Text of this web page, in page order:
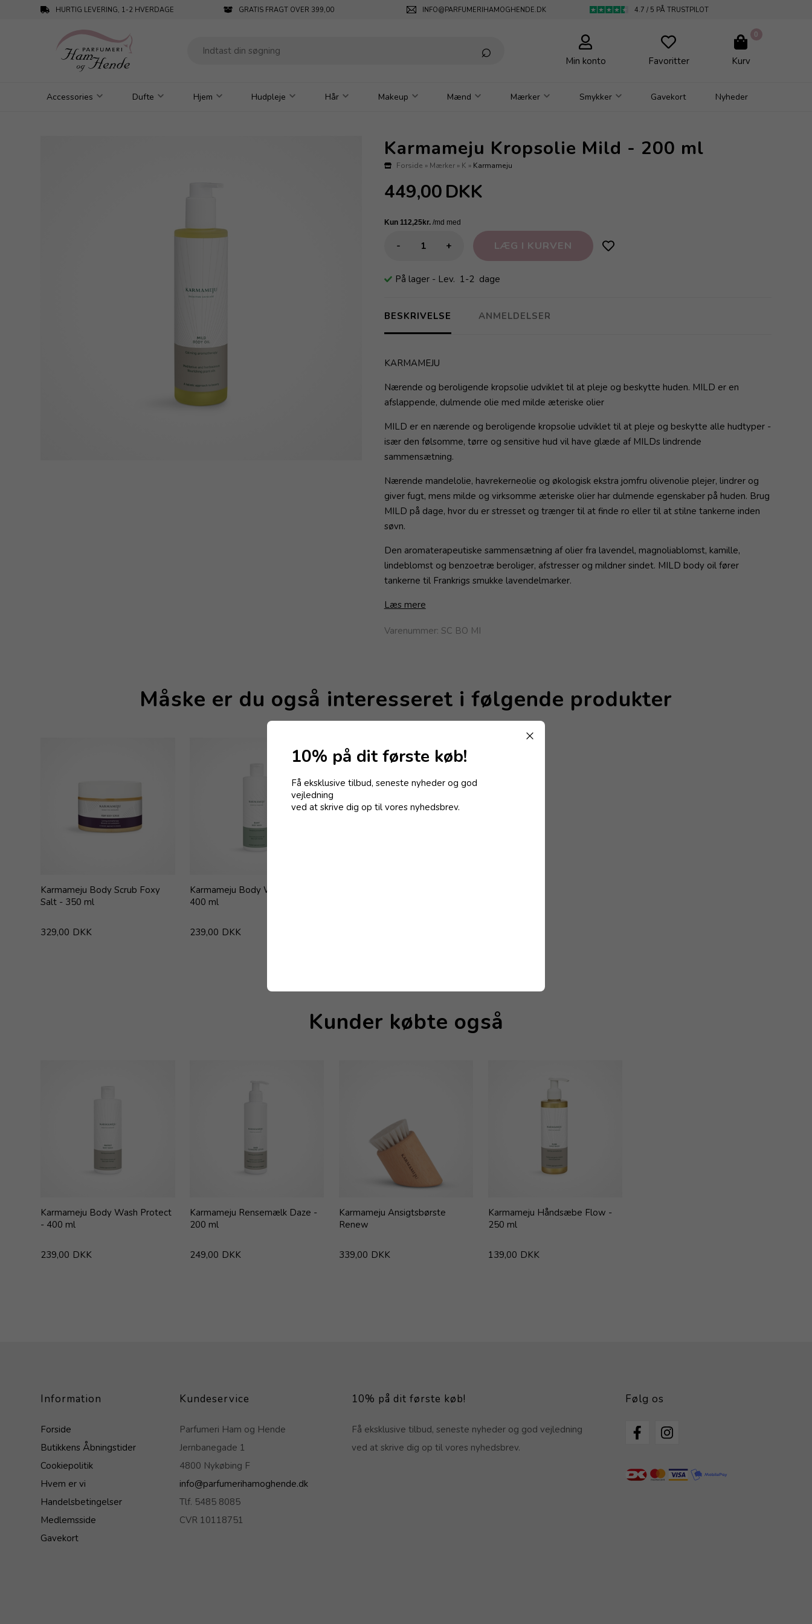
HURTIG LEVERING, 1-2 HVERDAGE GRATIS FRAGT OVER 399,00 INFO@PARFUMERIHAMOGHENDE.DK 4.7 / 5 PÅ TRUSTPILOT
Min konto Favoritter
0
Kurv
Accessories Dufte Hjem Hudpleje Hår Makeup Mænd Mærker Smykker Gavekort Nyheder
Karmameju Kropsolie Mild - 200 ml
Forside » Mærker» K » Karmameju
449,00DKK
- +
På lager - Lev. 1-2 dage
BESKRIVELSE ANMELDELSER
KARMAMEJU
Nærende og beroligende kropsolie udviklet til at pleje og beskytte huden. MILD er en
afslappende, dulmende olie med milde æteriske olier
MILD er en nærende og beroligende kropsolie udviklet til at pleje og beskytte alle hudtyper -
især den følsomme, tørre og sensitive hud vil have glæde af MILDs lindrende
sammensætning.
Nærende mandelolie, havrekerneolie og økologisk ekstra jomfru olivenolie plejer, lindrer og
giver fugt, mens milde og virksomme æteriske olier har dulmende egenskaber på huden. Brug
MILD på dage, hvor du er stresset og trænger til at finde ro eller til at stilne tankerne inden
søvn.
Den aromaterapeutiske sammensætning af olier fra lavendel, magnoliablomst, kamille,
lindeblomst og benzoetræ beroliger, afstresser og mildner sindet. MILD body oil fører
tankerne til Frankrigs smukke lavendelmarker.
Læs mere
Varenummer: SC BO MI
Måske er du også interesseret i følgende produkter
Karmameju Body Scrub Foxy
Salt - 350 ml
329,00 DKK
Karmameju Body Wash Blast -
400 ml
239,00 DKK
Kunder købte også
Karmameju Body Wash Protect
- 400 ml
239,00 DKK
Karmameju Rensemælk Daze -
200 ml
249,00 DKK
Karmameju Ansigtsbørste
Renew
339,00 DKK
Karmameju Håndsæbe Flow -
250 ml
139,00 DKK
Information
Forside
Butikkens Åbningstider
Cookiepolitik
Hvem er vi
Handelsbetingelser
Medlemsside
Gavekort
Kundeservice
Parfumeri Ham og Hende
Jernbanegade 1
4800 Nykøbing F
info@parfumerihamoghende.dk
Tlf. 5485 8085
CVR 10118751
10% på dit første køb!
Få eksklusive tilbud, seneste nyheder og god vejledning
ved at skrive dig op til vores nyhedsbrev.
Følg os
10% på dit første køb!
Få eksklusive tilbud, seneste nyheder og god
vejledning
ved at skrive dig op til vores nyhedsbrev.